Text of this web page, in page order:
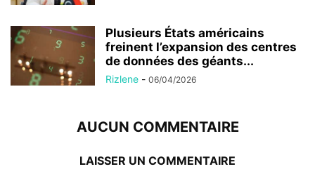
Plusieurs États américains
freinent l’expansion des centres
de données des géants...
Rizlene - 06/04/2026
AUCUN COMMENTAIRE
LAISSER UN COMMENTAIRE